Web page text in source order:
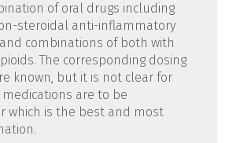
of oral drugs including
steroidal anti-inflammatory
and combinations of both with
The corresponding dosing
known, but it is not clear for
are to be
which is the best and most